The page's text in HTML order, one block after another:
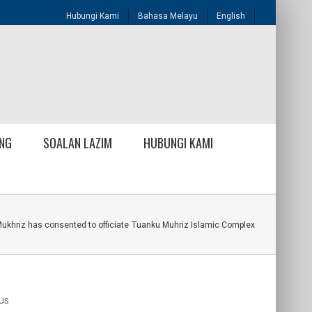
Hubungi Kami Bahasa Melayu English
SOALAN LAZIM HUBUNGI KAMI
has consented to officiate Tuanku Muhriz Islamic Complex